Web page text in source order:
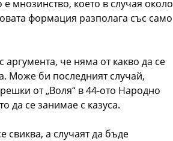
мнозинство, което в случая около
формация разполага със само
аргумента, че няма от какво да се
Може би последният случай,
от „Воля“ в 44-ото Народно
да се занимае с казуса.
свиква, а случаят да бъде